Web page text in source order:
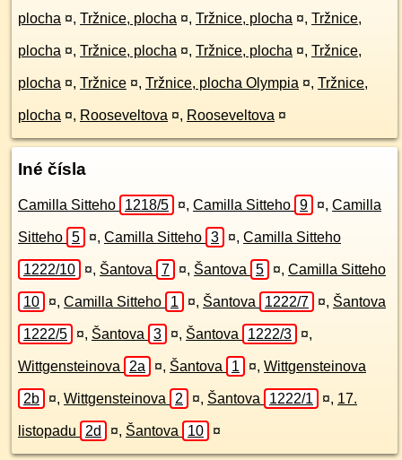
plocha ¤, Tržnice, plocha ¤, Tržnice, plocha ¤, Tržnice,
plocha ¤, Tržnice, plocha ¤, Tržnice, plocha ¤, Tržnice,
plocha ¤, Tržnice ¤, Tržnice, plocha Olympia ¤, Tržnice,
plocha ¤, Rooseveltova ¤, Rooseveltova ¤
Iné čísla
Camilla Sitteho 1218/5 ¤, Camilla Sitteho 9 ¤, Camilla
Sitteho 5 ¤, Camilla Sitteho 3 ¤, Camilla Sitteho
1222/10 ¤, Šantova 7 ¤, Šantova 5 ¤, Camilla Sitteho
10 ¤, Camilla Sitteho 1 ¤, Šantova 1222/7 ¤, Šantova
1222/5 ¤, Šantova 3 ¤, Šantova 1222/3 ¤,
Wittgensteinova 2a ¤, Šantova 1 ¤, Wittgensteinova
2b ¤, Wittgensteinova 2 ¤, Šantova 1222/1 ¤, 17.
listopadu 2d ¤, Šantova 10 ¤